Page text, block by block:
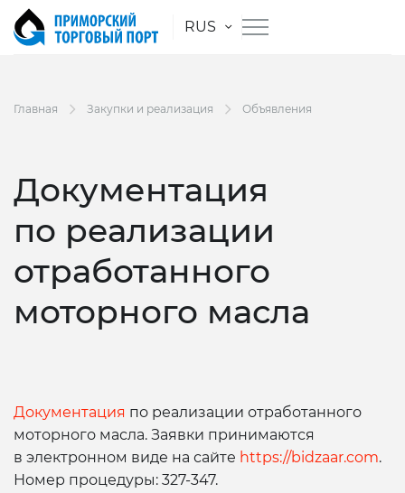
RUS
Главная Закупки и реализация Объявления
Документация
по реализации
отработанного
моторного масла
Документация по реализации отработанного
моторного масла. Заявки принимаются
в электронном виде на сайте https://bidzaar.com.
Номер процедуры: 327-347.